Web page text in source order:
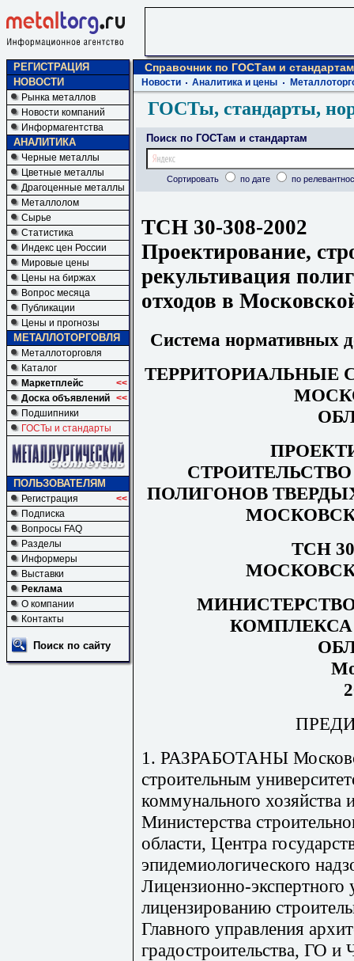
РЕГИСТРАЦИЯ
НОВОСТИ
Рынка металлов
Новости компаний
Информагентства
АНАЛИТИКА
Черные металлы
Цветные металлы
Драгоценные металлы
Металлолом
Сырье
Статистика
Индекс цен России
Мировые цены
Цены на биржах
Вопрос месяца
Публикации
Цены и прогнозы
МЕТАЛЛОТОРГОВЛЯ
Металлоторговля
Каталог
Маркетплейс
<<
Доска объявлений <<
Подшипники
ГОСТы и стандарты
ПОЛЬЗОВАТЕЛЯМ
Регистрация
<<
Подписка
Вопросы FAQ
Разделы
Информеры
Выставки
Реклама
О компании
Контакты
Поиск по сайту
Справочник по ГОСТам и стандартам
Новости Аналитика и цены
ГОСТы, стандарты,
Поиск по ГОСТам и стандартам
Сортировать по дате по
ТСН 30-308-2002
Проектирование,
рекультивация
отходов в
Система нормативных
ТЕРРИТОРИАЛЬНЫЕ
ПОЛИГОНОВ
ТСН
1. РАЗРАБОТАНЫ
строительным
коммунального
Министерства
области, Центра
эпидемиологического
Лицензионно-экспертного
лицензированию
Главного управления
градостроительства, ГО